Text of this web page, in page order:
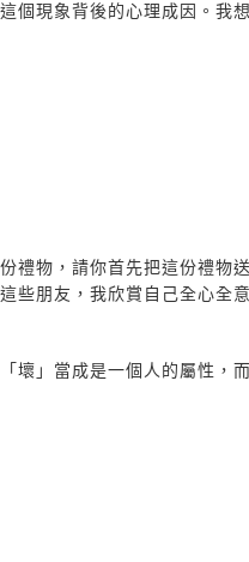
個現象背後的心理成因。我
禮物，請你首先把這份禮物
些朋友，我欣賞自己全心全
壞」當成是一個人的屬性，